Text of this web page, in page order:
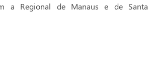
a Regional de Manaus e de Santa